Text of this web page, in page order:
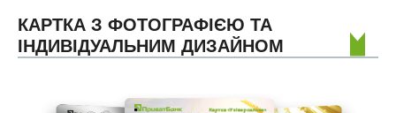
КАРТКА З ФОТОГРАФІЄЮ ТА
ІНДИВІДУАЛЬНИМ ДИЗАЙНОМ